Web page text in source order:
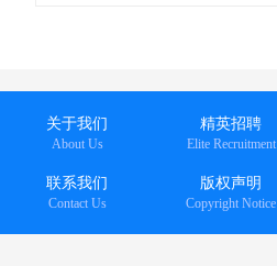
关于我们
About Us
精英招聘
Elite Recruitment
联系我们
Contact Us
版权声明
Copyright Notice